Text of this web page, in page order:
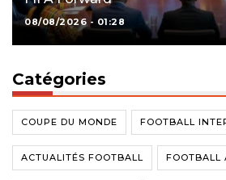
08/08/2026 - 01:28
Catégories
COUPE DU MONDE FOOTBALL
ACTUALITÉS FOOTBALL FOOTBALL